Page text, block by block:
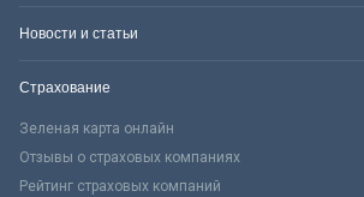
Новости и статьи
Страхование
Зеленая карта онлайн
Отзывы о страховых компаниях
Рейтинг страховых компаний